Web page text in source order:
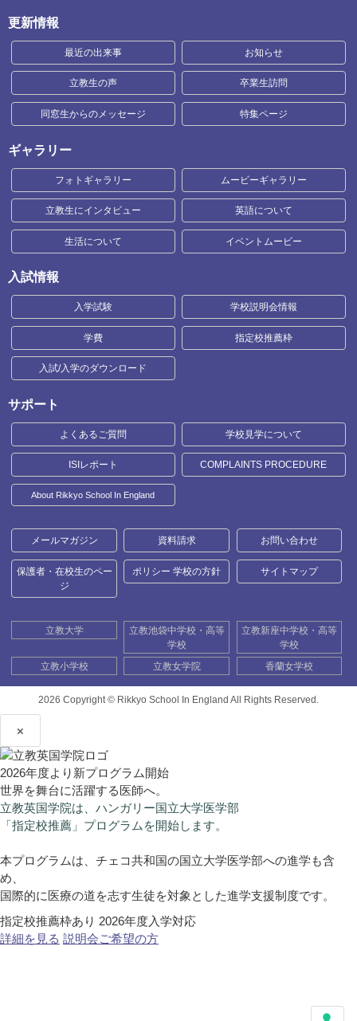
更新情報
最近の出来事 お知らせ
立教生の声 卒業生訪問
同窓生からのメッセージ 特集ページ
ギャラリー
フォトギャラリー ムービーギャラリー
立教生にインタビュー 英語について
生活について イベントムービー
入試情報
入学試験 学校説明会情報
学費 指定校推薦枠
入試/入学のダウンロード
サポート
よくあるご質問 学校見学について
ISIレポート COMPLAINTS PROCEDURE
About Rikkyo School In England
メールマガジン 資料請求 お問い合わせ
保護者・在校生のペー
ジ
ポリシー 学校の方針 サイトマップ
立教大学
立教池袋中学校・高等
学校
立教新座中学校・高等
学校
立教小学校
立教女学院 香蘭女学校
2026 Copyright © Rikkyo School In England All Rights Reserved.
×
2026年度より新プログラム開始
世界を舞台に活躍する医師へ。
立教英国学院は、ハンガリー国立大学医学部
「指定校推薦」プログラムを開始します。
本プログラムは、チェコ共和国の国立大学医学部への進学も含
め、
国際的に医療の道を志す生徒を対象とした進学支援制度です。
指定校推薦枠あり 2026年度入学対応
詳細を見る 説明会ご希望の方